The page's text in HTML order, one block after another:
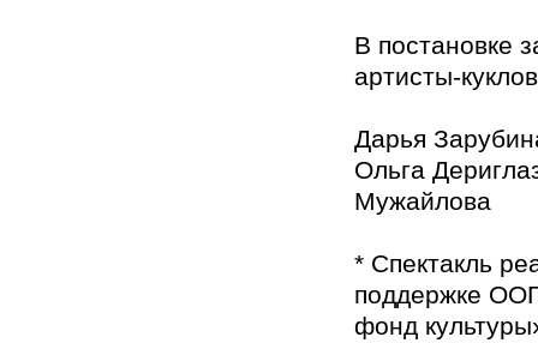
В постановке
артисты-
Дарья
Ольга
Мужайлова
* Спектакль
поддержке
фонд